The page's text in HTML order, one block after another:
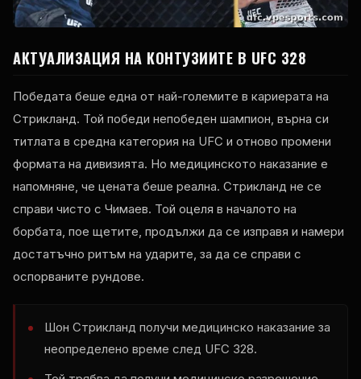
АКТУАЛИЗАЦИЯ НА КОНТУЗИИТЕ В UFC 328
Победата беше една от най-големите в кариерата на
Стрикланд. Той победи непобеден шампион, върна си
титлата в средна категория на UFC и отново промени
формата на дивизията. Но медицинското наказание е
напомняне, че цената беше реална. Стрикланд не се
справи чисто с Чимаев. Той оцеля в началото на
борбата, пое щетите, продължи да се изправя и намери
достатъчно ритъм на ударите, за да се справи с
оспорваните рундове.
Шон Стрикланд получи медицинско наказание за
неопределено време след UFC 328.